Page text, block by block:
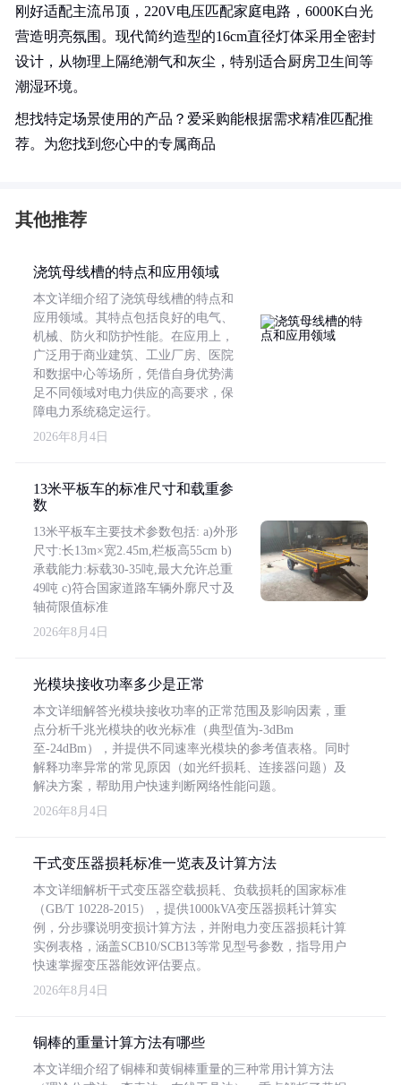
刚好适配主流吊顶，220V电压匹配家庭电路，6000K白光
营造明亮氛围。现代简约造型的16cm直径灯体采用全密封
设计，从物理上隔绝潮气和灰尘，特别适合厨房卫生间等
潮湿环境。
想找特定场景使用的产品？爱采购能根据需求精准匹配推
荐。为您找到您心中的专属商品
其他推荐
浇筑母线槽的特点和应用领域
本文详细介绍了浇筑母线槽的特点和
应用领域。其特点包括良好的电气、
机械、防火和防护性能。在应用上，
广泛用于商业建筑、工业厂房、医院
和数据中心等场所，凭借自身优势满
足不同领域对电力供应的高要求，保
障电力系统稳定运行。
2026年8月4日
13米平板车的标准尺寸和载重参
数
13米平板车主要技术参数包括: a)外形
尺寸:长13m×宽2.45m,栏板高55cm b)
承载能力:标载30-35吨,最大允许总重
49吨 c)符合国家道路车辆外廓尺寸及
轴荷限值标准
2026年8月4日
光模块接收功率多少是正常
本文详细解答光模块接收功率的正常范围及影响因素，重
点分析千兆光模块的收光标准（典型值为-3dBm
至-24dBm），并提供不同速率光模块的参考值表格。同时
解释功率异常的常见原因（如光纤损耗、连接器问题）及
解决方案，帮助用户快速判断网络性能问题。
2026年8月4日
干式变压器损耗标准一览表及计算方法
本文详细解析干式变压器空载损耗、负载损耗的国家标准
（GB/T 10228-2015），提供1000kVA变压器损耗计算实
例，分步骤说明变损计算方法，并附电力变压器损耗计算
实例表格，涵盖SCB10/SCB13等常见型号参数，指导用户
快速掌握变压器能效评估要点。
2026年8月4日
铜棒的重量计算方法有哪些
本文详细介绍了铜棒和黄铜棒重量的三种常用计算方法